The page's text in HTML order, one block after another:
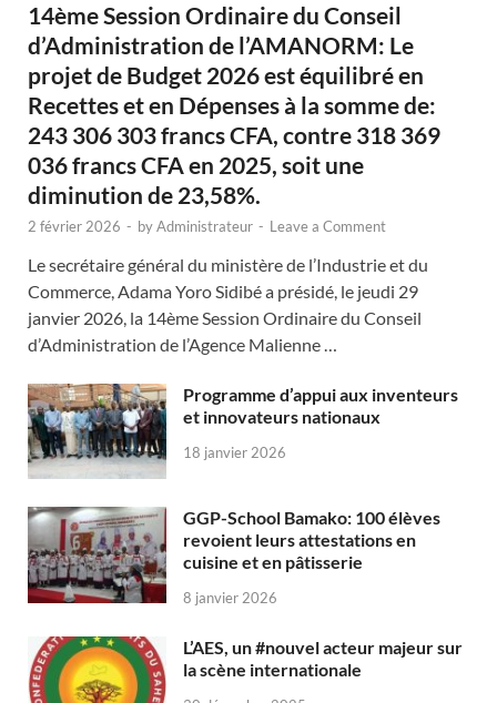
14ème Session Ordinaire du Conseil
d’Administration de l’AMANORM: Le
projet de Budget 2026 est équilibré en
Recettes et en Dépenses à la somme de:
243 306 303 francs CFA, contre 318 369
036 francs CFA en 2025, soit une
diminution de 23,58%.
2 février 2026 - byAdministrateur - Leave a Comment
Le secrétaire général du ministère de l’Industrie et du
Commerce, Adama Yoro Sidibé a présidé, le jeudi 29
janvier 2026, la 14ème Session Ordinaire du Conseil
d’Administration de l’Agence Malienne …
Programme d’appui aux inventeurs
et innovateurs nationaux
18 janvier 2026
GGP-School Bamako: 100 élèves
revoient leurs attestations en
cuisine et en pâtisserie
8 janvier 2026
L’AES, un #nouvel acteur majeur sur
la scène internationale